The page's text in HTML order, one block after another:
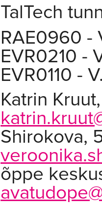
TalTech
RAE0960 -
EVR0210 -
EVR0110 -
Katrin
Shirokova,
õppe